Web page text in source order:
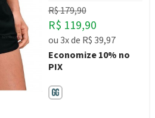
R$ 179,90
R$ 119,90
ou3xde R$ 39,97
Economize10% no
PIX